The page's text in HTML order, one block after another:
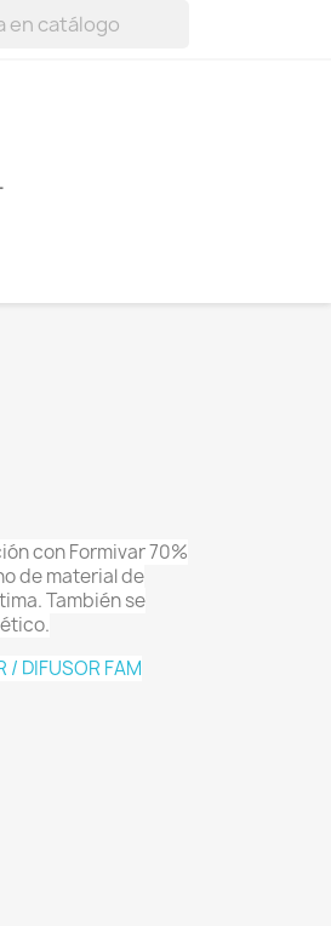
con Formivar 70%
de material de
También se
/ DIFUSOR FAM